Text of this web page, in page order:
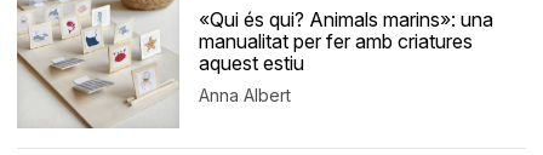
«Qui és qui? Animals marins»: una
manualitat per fer amb criatures
aquest estiu
Anna Albert